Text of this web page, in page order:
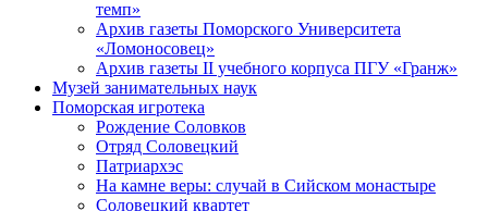
темп»
Архив газеты Поморского Университета
«Ломоносовец»
Архив газеты II учебного корпуса ПГУ «Гранж»
Музей занимательных наук
Поморская игротека
Рождение Соловков
Отряд Соловецкий
Патриархэс
На камне веры: случай в Сийском монастыре
Соловецкий квартет